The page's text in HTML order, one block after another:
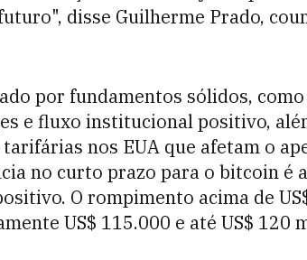
disse Guilherme Prado,
por fundamentos sólidos,
e fluxo institucional positivo,
nos EUA que afetam o
no curto prazo para o bitcoin é
O rompimento acima de
US$ 115.000 e até US$ 120